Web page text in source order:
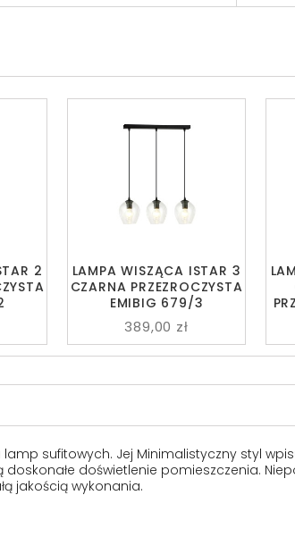
2
LAMPA WISZĄCA ISTAR 3
CZARNA PRZEZROCZYSTA
EMIBIG 679/3
389,00 zł
sufitowych. Jej Minimalistyczny styl
doświetlenie pomieszczenia.
jakością wykonania.